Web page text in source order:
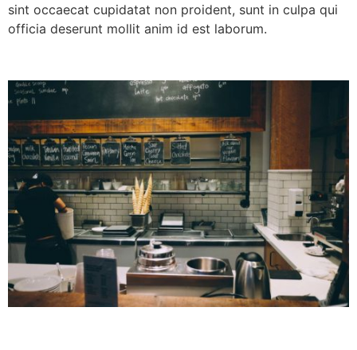
sint occaecat cupidatat non proident, sunt in culpa qui
officia deserunt mollit anim id est laborum.